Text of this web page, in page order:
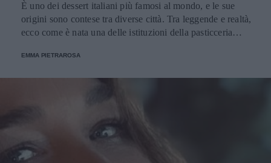
È uno dei dessert italiani più famosi al mondo, e le sue
origini sono contese tra diverse città. Tra leggende e realtà,
ecco come è nata una delle istituzioni della pasticceria
EMMA PIETRAROSA